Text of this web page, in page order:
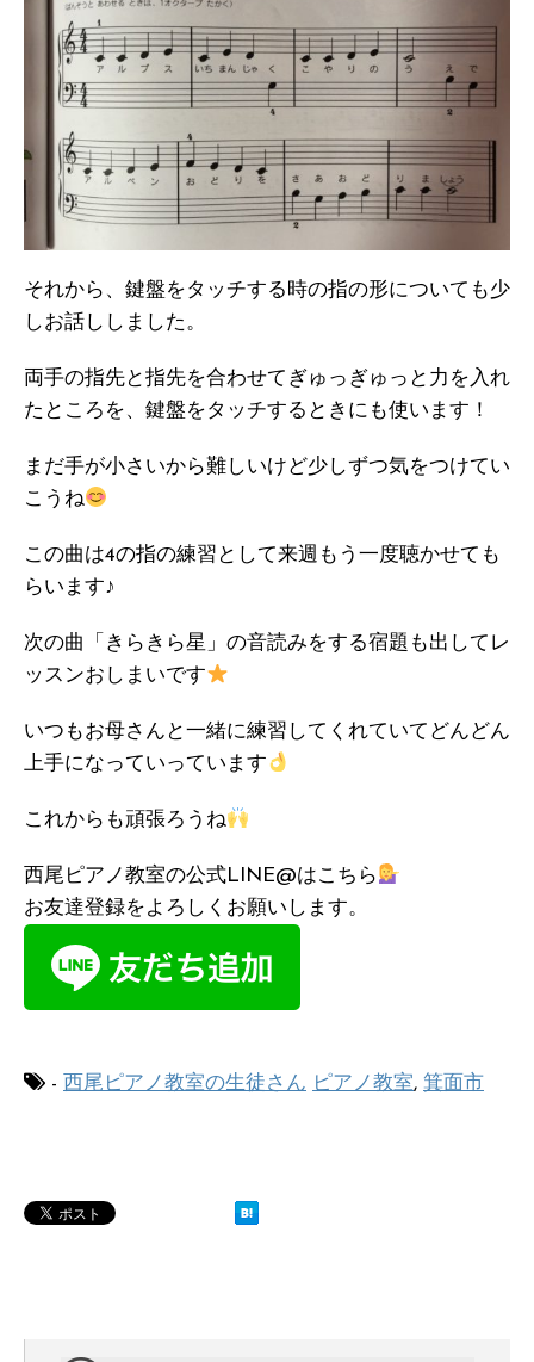
それから、鍵盤をタッチする時の指の形についても少
しお話ししました。
両手の指先と指先を合わせてぎゅっぎゅっと力を入れ
たところを、鍵盤をタッチするときにも使います！
まだ手が小さいから難しいけど少しずつ気をつけてい
こうね
この曲は4の指の練習として来週もう一度聴かせても
らいます♪
次の曲「きらきら星」の音読みをする宿題も出してレ
ッスンおしまいです
いつもお母さんと一緒に練習してくれていてどんどん
上手になっていっています
これからも頑張ろうね
西尾ピアノ教室の公式LINE@はこちら
お友達登録をよろしくお願いします。
- 西尾ピアノ教室の生徒さん ピアノ教室, 箕面市